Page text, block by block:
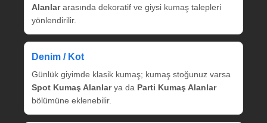
Alanlararasında dekoratif ve giysi kumaş talepleri
yönlendirilir.
Denim / Kot
Günlük giyimde klasik kumaş; kumaş stoğunuz varsa
Spot Kumaş Alanlarya da Parti Kumaş Alanlar
bölümüne eklenebilir.